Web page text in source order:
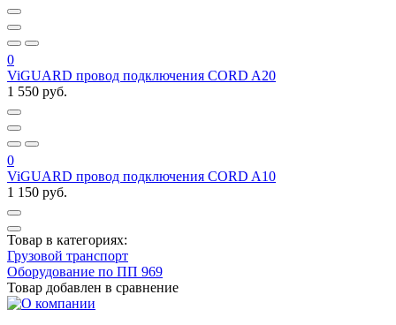
0
ViGUARD провод подключения CORD A20
1 550 руб.
0
ViGUARD провод подключения CORD A10
1 150 руб.
Товар в категориях:
Грузовой транспорт
Оборудование по ПП 969
Товар добавлен в сравнение